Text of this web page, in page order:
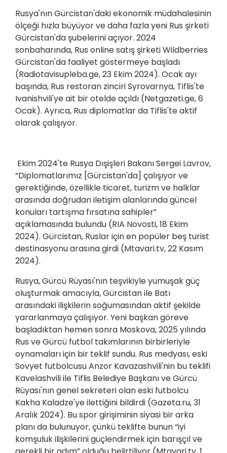
Rusya'nın Gürcistan'daki ekonomik müdahalesinin
ölçeği hızla büyüyor ve daha fazla yeni Rus şirketi
Gürcistan'da şubelerini açıyor. 2024
sonbaharında, Rus online satış şirketi Wildberries
Gürcistan'da faaliyet göstermeye başladı
(Radiotavisupleba.ge, 23 Ekim 2024). Ocak ayı
başında, Rus restoran zinciri Syrovarnya, Tiflis'te
Ivanishvili'ye ait bir otelde açıldı (Netgazeti.ge, 6
Ocak). Ayrıca, Rus diplomatlar da Tiflis'te aktif
olarak çalışıyor.
Ekim 2024'te Rusya Dışişleri Bakanı Sergei Lavrov,
“Diplomatlarımız [Gürcistan'da] çalışıyor ve
gerektiğinde, özellikle ticaret, turizm ve halklar
arasında doğrudan iletişim alanlarında güncel
konuları tartışma fırsatına sahipler”
açıklamasında bulundu (RIA Novosti, 18 Ekim
2024). Gürcistan, Ruslar için en popüler beş turist
destinasyonu arasına girdi (Mtavari.tv, 22 Kasım
2024).
Rusya, Gürcü Rüyası'nın teşvikiyle yumuşak güç
oluşturmak amacıyla, Gürcistan ile Batı
arasındaki ilişkilerin soğumasından aktif şekilde
yararlanmaya çalışıyor. Yeni başkan göreve
başladıktan hemen sonra Moskova, 2025 yılında
Rus ve Gürcü futbol takımlarının birbirleriyle
oynamaları için bir teklif sundu. Rus medyası, eski
Sovyet futbolcusu Anzor Kavazashvili'nin bu teklifi
Kavelashvili ile Tiflis Belediye Başkanı ve Gürcü
Rüyası'nın genel sekreteri olan eski futbolcu
Kakha Kaladze'ye ilettiğini bildirdi (Gazeta.ru, 31
Aralık 2024). Bu spor girişiminin siyasi bir arka
planı da bulunuyor, çünkü teklifte bunun “iyi
komşuluk ilişkilerini güçlendirmek için barışçıl ve